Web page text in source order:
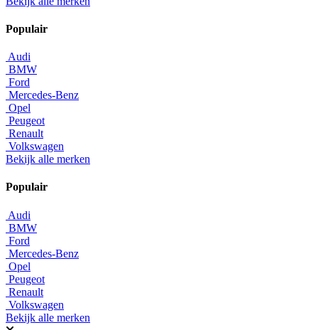
Populair
Audi
BMW
Ford
Mercedes-Benz
Opel
Peugeot
Renault
Volkswagen
Bekijk alle merken
Populair
Audi
BMW
Ford
Mercedes-Benz
Opel
Peugeot
Renault
Volkswagen
Bekijk alle merken